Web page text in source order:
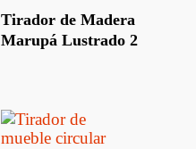
Leer Más
Tirador de Madera
Marupá Lustrado 2